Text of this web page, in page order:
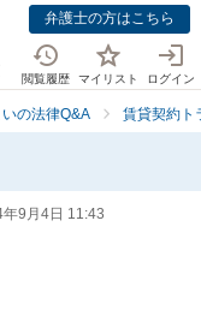
弁護士の方はこちら
閲覧履歴 マイリスト ログイン
の法律Q&A 賃貸契約ト
9月4日 11:43